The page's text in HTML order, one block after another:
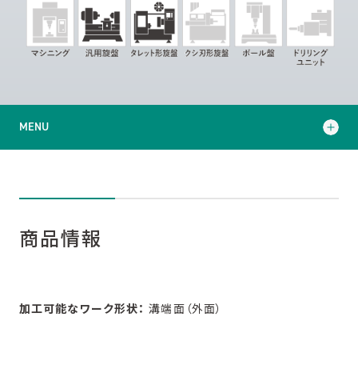
MENU
商品情報
加工可能なワーク形状： 溝端面（外面）